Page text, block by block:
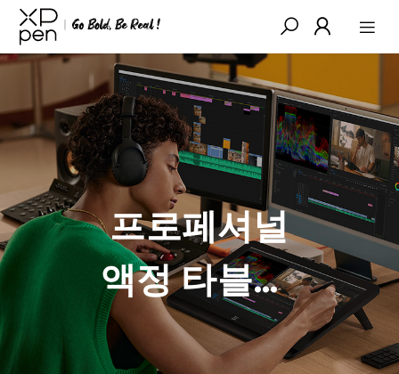
프로페셔널
액정 타블렛,
영상 제작의